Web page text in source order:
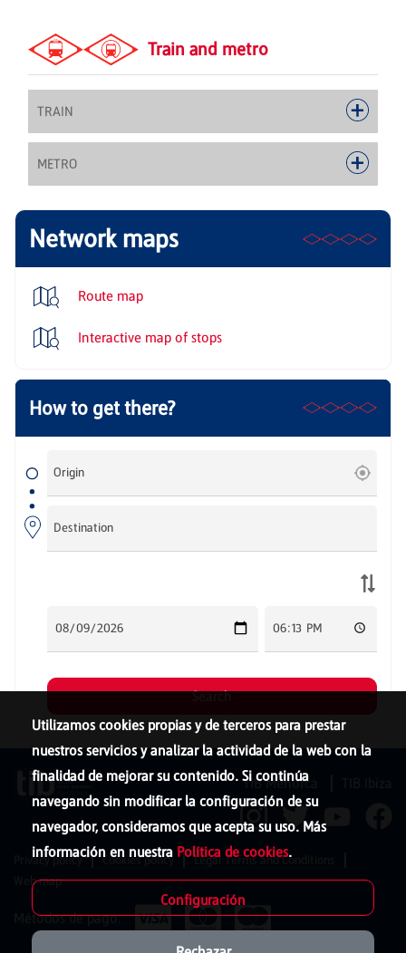
Train and metro
TRAIN
METRO
Network maps
Route map
Interactive map of stops
Utilizamos cookies propias y de terceros para prestar
nuestros servicios y analizar la actividad de la web con la
finalidad de mejorar su contenido. Si continúa
navegando sin modificar la configuración de su
navegador, consideramos que acepta su uso. Más
información en nuestra Política de cookies.
Configuración
TIB Menorca
Privacy policy Cookies policy
Legal Terms and Conditions
Web map
Métodos de pago: